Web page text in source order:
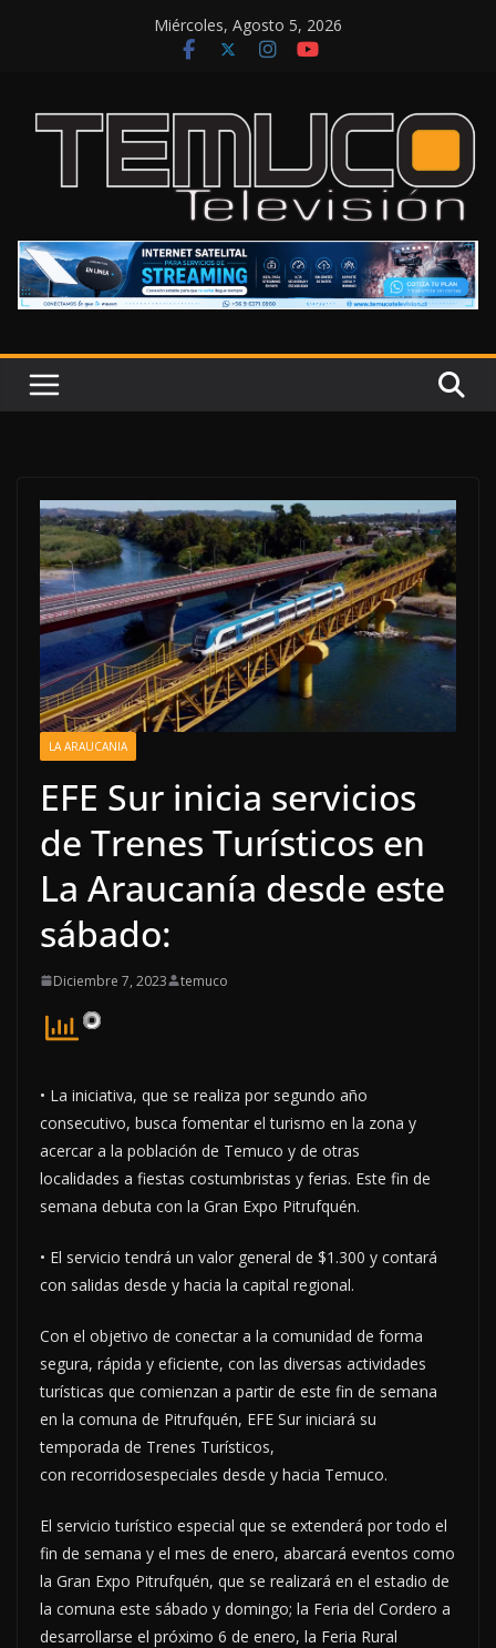
Miércoles, Agosto 5, 2026
LA ARAUCANIA
EFE Sur inicia servicios
de Trenes Turísticos en
La Araucanía desde este
sábado:
Diciembre 7, 2023 temuco
• La iniciativa, que se realiza por segundo año
consecutivo, busca fomentar el turismo en la zona y
acercar a la población de Temuco y de otras
localidades a fiestas costumbristas y ferias. Este fin de
semana debuta con la Gran Expo Pitrufquén.
• El servicio tendrá un valor general de $1.300 y contará
con salidas desde y hacia la capital regional.
Con el objetivo de conectar a la comunidad de forma
segura, rápida y eficiente, con las diversas actividades
turísticas que comienzan a partir de este fin de semana
en la comuna de Pitrufquén, EFE Sur iniciará su
temporada de Trenes Turísticos,
con recorridosespeciales desde y hacia Temuco.
El servicio turístico especial que se extenderá por todo el
fin de semana y el mes de enero, abarcará eventos como
la Gran Expo Pitrufquén, que se realizará en el estadio de
la comuna este sábado y domingo; la Feria del Cordero a
desarrollarse el próximo 6 de enero, la Feria Rural